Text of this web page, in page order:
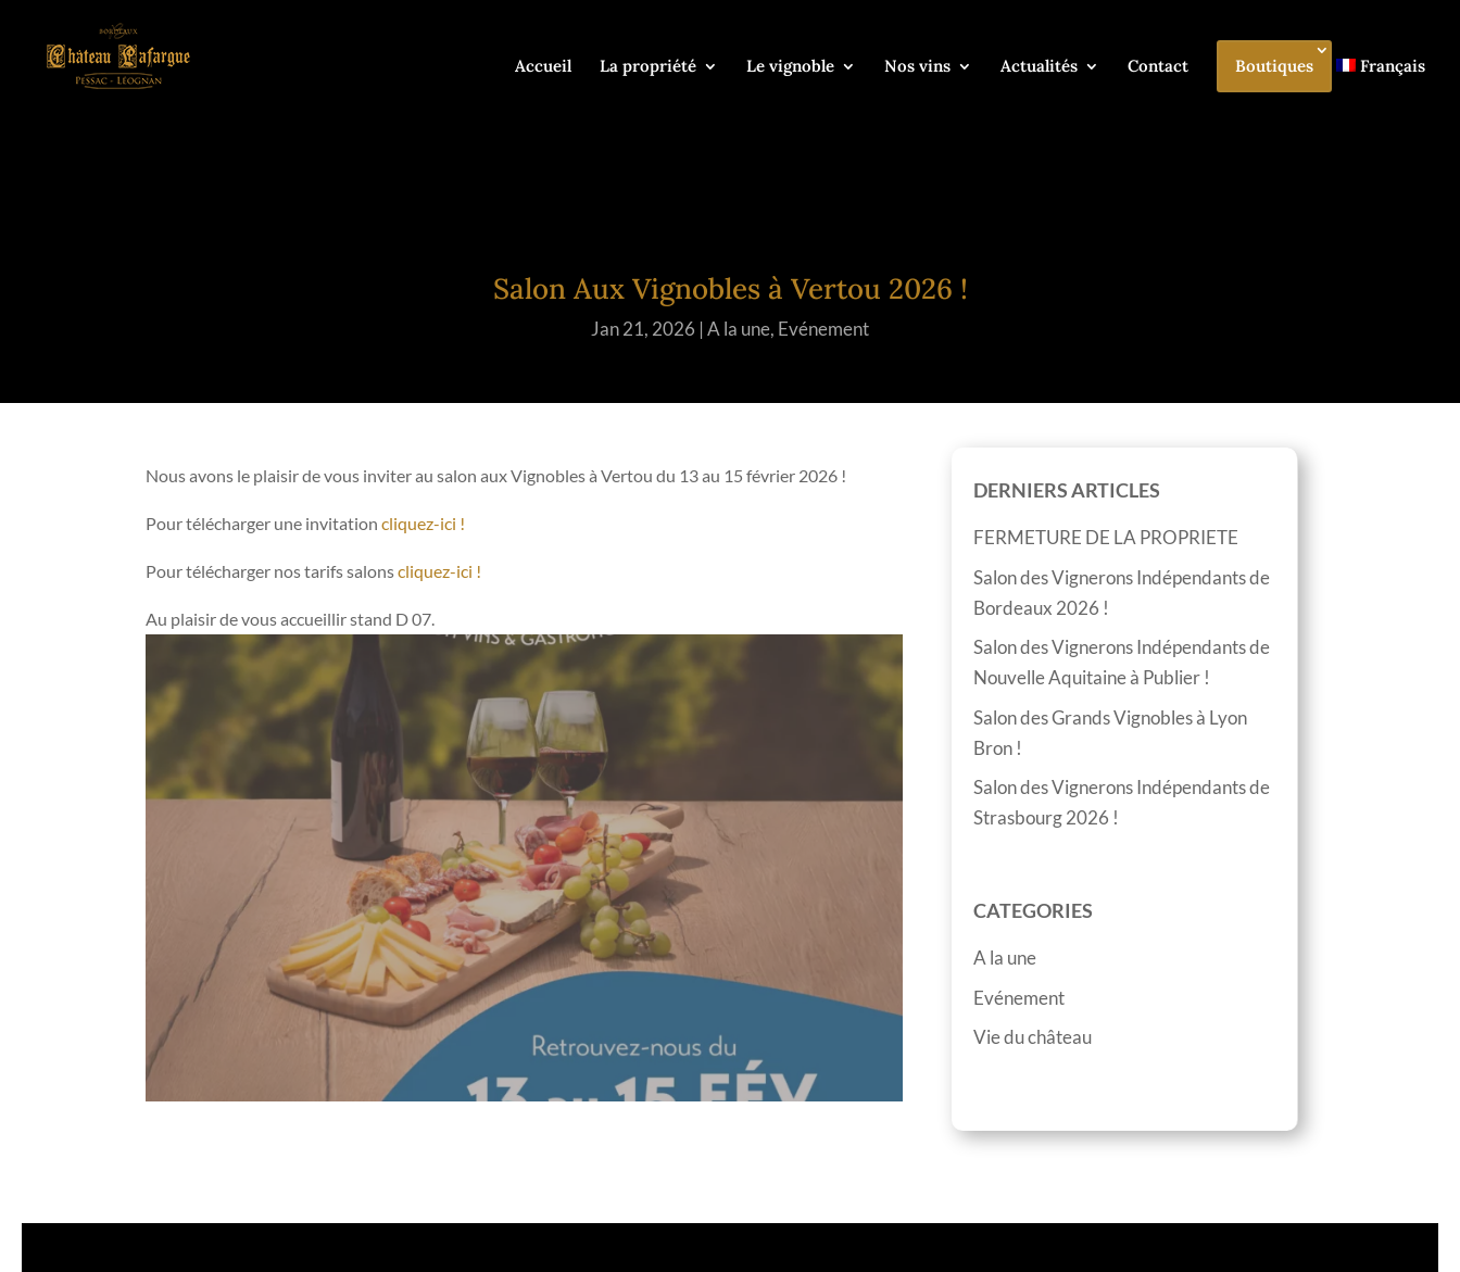
Accueil La propriété Le vignoble Nos vins Actualités Contact Boutiques Français
Salon Aux Vignobles à Vertou 2026 !
Jan 21, 2026 | A la une, Evénement
Nous avons le plaisir de vous inviter au salon aux Vignobles à Vertou du 13 au 15 février 2026 !
Pour télécharger une invitationcliquez-ici !
Pour télécharger nos tarifs salonscliquez-ici !
Au plaisir de vous accueillir stand D 07.
DERNIERS ARTICLES
FERMETURE DE LA PROPRIETE
Salon des Vignerons Indépendants de
Bordeaux 2026 !
Salon des Vignerons Indépendants de
Nouvelle Aquitaine à Publier !
Salon des Grands Vignobles à Lyon
Bron !
Salon des Vignerons Indépendants de
Strasbourg 2026 !
CATEGORIES
A la une
Evénement
Vie du château